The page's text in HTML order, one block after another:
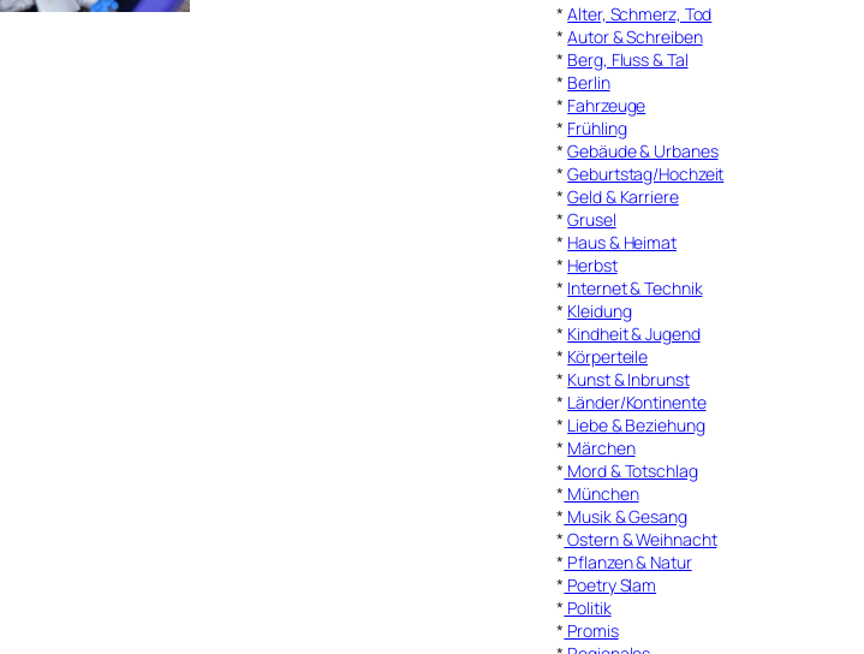
*Alter, Schmerz, Tod
*Autor & Schreiben
* Berg, Fluss & Tal
* Berlin
* Fahrzeuge
* Frühling
*Gebäude & Urbanes
*Geburtstag/Hochzeit
*Geld & Karriere
*Grusel
* Haus & Heimat
* Herbst
* Internet & Technik
* Kleidung
* Kindheit & Jugend
* Körperteile
* Kunst & Inbrunst
* Länder/Kontinente
* Liebe & Beziehung
* Märchen
* Mord & Totschlag
* München
* Musik & Gesang
* Ostern & Weihnacht
* Pflanzen & Natur
* Poetry Slam
* Politik
* Promis